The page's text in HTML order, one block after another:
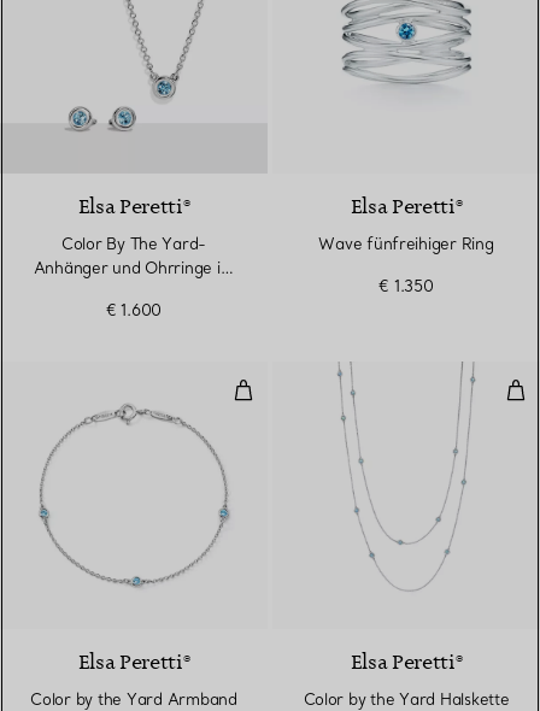
Elsa Peretti®
Color By The Yard-
Anhänger und Ohrringe im
Aquamarin
€ 1.600
Elsa Peretti®
Wave fünfreihiger Ring
€ 1.350
Color by the Yard Armband
Elsa Peretti®
Color by the Yard Armband
Elsa Peretti®
Color by the Yard Halskette